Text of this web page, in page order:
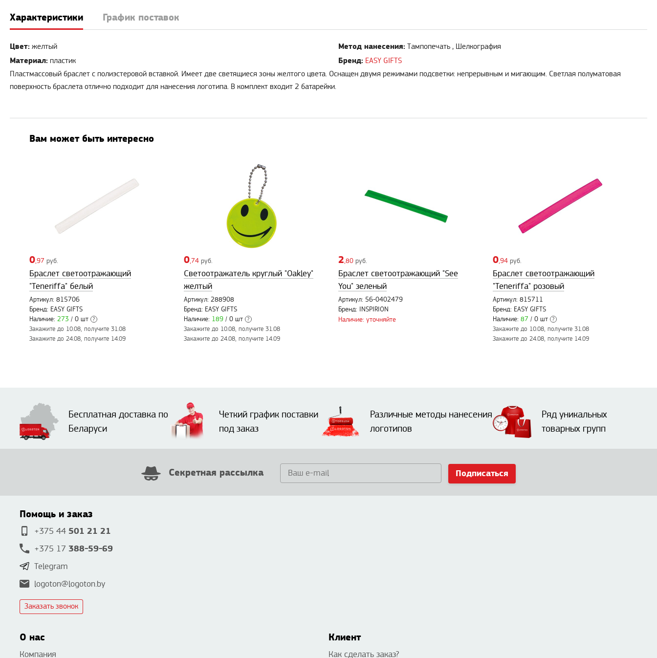
Характеристики График поставок
Цвет: желтый
Материал: пластик
Метод нанесения: Тампопечать , Шелкография
Бренд: EASY GIFTS
Пластмассовый браслет с полиэстеровой вставкой. Имеет две светящиеся зоны желтого цвета. Оснащен двумя режимами подсветки: непрерывным и мигающим. Светлая полуматовая
поверхность браслета отлично подходит для нанесения логотипа. В комплект входит 2 батарейки.
Вам может быть интересно
0,97 руб.
Браслет светоотражающий
"Teneriffa" белый
Артикул: 815706
Бренд: EASY GIFTS
Наличие: 273 / 0 шт ?
Закажите до 10.08, получите 31.08
Закажите до 24.08, получите 14.09
0,74 руб.
Светоотражатель круглый "Oakley"
желтый
Артикул: 288908
Бренд: EASY GIFTS
Наличие: 189 / 0 шт ?
Закажите до 10.08, получите 31.08
Закажите до 24.08, получите 14.09
2,80 руб.
Браслет светоотражающий "See
You" зеленый
Артикул: 56-0402479
Бренд: INSPIRION
Наличие: уточняйте
0,94 руб.
Браслет светоотражающий
"Teneriffa" розовый
Артикул: 815711
Бренд: EASY GIFTS
Наличие: 87 / 0 шт ?
Закажите до 10.08, получите 31.08
Закажите до 24.08, получите 14.09
Бесплатная доставка по
Беларуси
Четкий график поставки
под заказ
Различные методы нанесения
логотипов
Ряд уникальных
товарных групп
Секретная рассылка Подписаться
Помощь и заказ
+375 44 501 21 21
+375 17 388-59-69
Telegram
logoton@logoton.by
Заказать звонок
О нас
Компания
Клиент
Как сделать заказ?